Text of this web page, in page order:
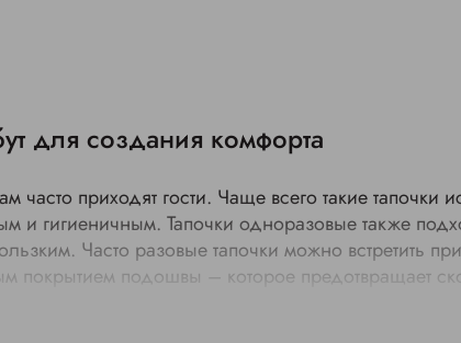
для создания комфорта
приходят гости. Чаще всего такие тапочки
и гигиеничным. Тапочки одноразовые также
Часто разовые тапочки можно встретить
покрытием подошвы – которое предотвращает